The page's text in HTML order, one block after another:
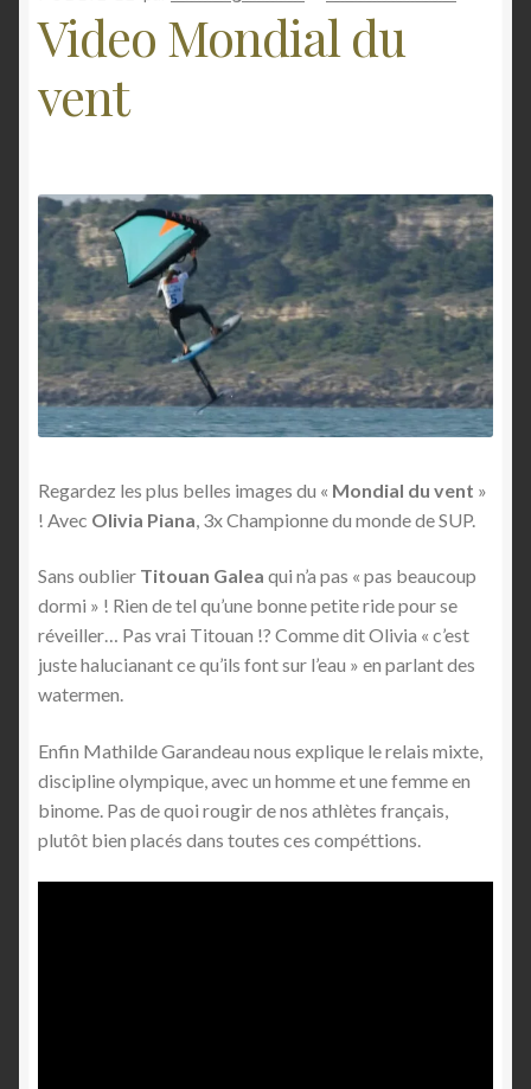
n
Mon compte
E-foil
Video Mondial du
vent
Regardez les plus belles images du « Mondial du vent »
! Avec Olivia Piana , 3x Championne du monde de SUP.
Sans oublier Titouan Galea qui n’a pas « pas beaucoup
dormi » ! Rien de tel qu’une bonne petite ride pour se
réveiller… Pas vrai Titouan !? Comme dit Olivia « c’est
juste halucianant ce qu’ils font sur l’eau » en parlant des
watermen.
Enfin Mathilde Garandeau nous explique le relais mixte,
discipline olympique, avec un homme et une femme en
binome. Pas de quoi rougir de nos athlètes français,
plutôt bien placés dans toutes ces compéttions.